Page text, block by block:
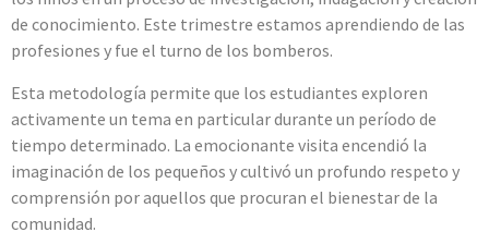
de conocimiento. Este trimestre estamos aprendiendo de las
profesiones y fue el turno de los bomberos.
Esta metodología permite que los estudiantes exploren
activamente un tema en particular durante un período de
tiempo determinado. La emocionante visita encendió la
imaginación de los pequeños y cultivó un profundo respeto y
comprensión por aquellos que procuran el bienestar de la
comunidad.